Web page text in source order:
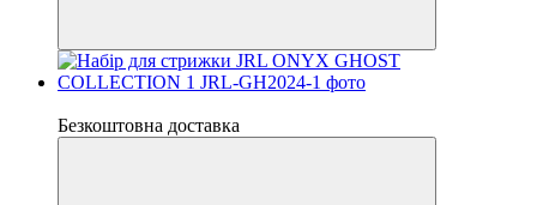
Безкоштовна доставка